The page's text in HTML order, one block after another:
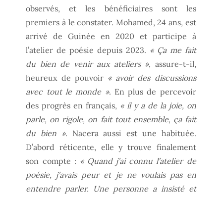
observés, et les bénéficiaires sont les
premiers à le constater. Mohamed, 24 ans, est
arrivé de Guinée en 2020 et participe à
l’atelier de poésie depuis 2023. « Ça me fait
du bien de venir aux ateliers », assure-t-il,
heureux de pouvoir « avoir des discussions
avec tout le monde ». En plus de percevoir
des progrès en français, « il y a de la joie, on
parle, on rigole, on fait tout ensemble, ça fait
du bien ». Nacera aussi est une habituée.
D’abord réticente, elle y trouve finalement
son compte : « Quand j’ai connu l’atelier de
poésie, j’avais peur et je ne voulais pas en
entendre parler. Une personne a insisté et